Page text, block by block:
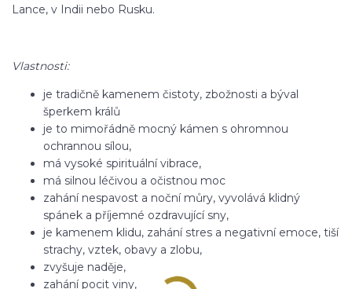
Lance, v Indii nebo Rusku.
Vlastnosti:
je tradičně kamenem čistoty, zbožnosti a býval
šperkem králů
je to mimořádně mocný kámen s ohromnou
ochrannou sílou,
má vysoké spirituální vibrace,
má silnou léčivou a očistnou moc
zahání nespavost a noční můry, vyvolává klidný
spánek a příjemné ozdravující sny,
je kamenem klidu, zahání stres a negativní emoce, tiší
strachy, vztek, obavy a zlobu,
zvyšuje naděje,
zahání pocit viny,